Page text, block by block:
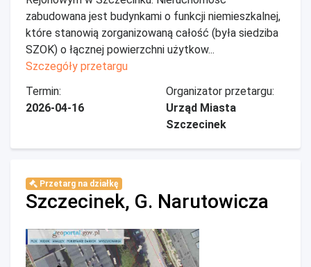
zabudowana jest budynkami o funkcji niemieszkalnej,
które stanowią zorganizowaną całość (była siedziba
SZOK) o łącznej powierzchni użytkow...
Szczegóły przetargu
Termin:
2026-04-16
Organizator przetargu:
Urząd Miasta
Szczecinek
Przetarg na działkę
Szczecinek, G. Narutowicza